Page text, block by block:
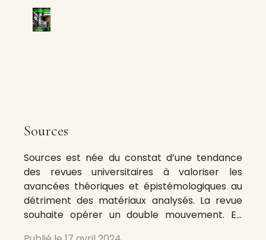
Sources
Sources est née du constat d’une tendance
des revues universitaires à valoriser les
avancées théoriques et épistémologiques au
détriment des matériaux analysés. La revue
souhaite opérer un double mouvement. En